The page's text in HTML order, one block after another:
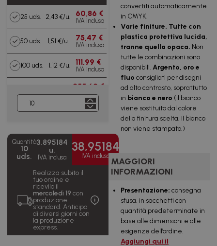
25 uds. 2,43 €/u. 60,86 €
IVA inclusa
50 uds. 1,51 €/u. 75,47 €
IVA inclusa
100 uds. 1,12 €/u. 111,99 €
IVA inclusa
255,62 €
IVA inclusa
500 uds.0,97 €/u.486,90 €
1000 uds. 0,67 €/u. 671,92 €
IVA inclusa
uds.
€/u.
1.679,80
€
IVA inclusa
5000
uds.
0,67
€/u.
3.359,60
IVA inclusa
10000
uds.
0,67
€/u.
Quantità
10
uds.
3.895184
u.
IVA inclusa
38,95184
IVA inclusa
Realizza subito il
tuo ordine e
ricevilo il
mercoledì 19 con
produzione
standard. Anticipa
di diversi giorni con
la produzione
express.
convertiti automaticamente
in CMYK.
Varie finiture. Tutte con
plastica protettiva lucida,
tranne quella opaca. Non
tutte le combinazioni sono
disponibili. Argento, oro e
fluo consigliati per disegni
ad alto contrasto, soprattutto
in bianco e nero (il bianco
viene sostituito dal colore
della finitura scelta, il bianco
non viene stampato.)
MAGGIORI
INFORMAZIONI
Presentazione: consegna
sfusa, in sacchetti con
quantità predeterminate in
base alle dimensioni e alle
esigenze dell’ordine.
Aggiungi qui il